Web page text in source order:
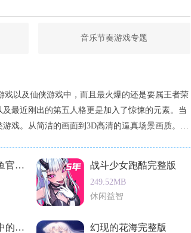
合竞选班长、过年领红包等生活化场景，
如首代角色可能因天赋不足无缘名校，但
成长路”，例如有玩家评论：“数学非常规
家则盛赞其“荒诞而深刻”，如Reddit用户
构GameSpot给出8.5分，称其“以娱乐化手
音乐节奏游戏专题
戏以及仙侠游戏中，而且最火爆的还是要属王者荣
最近刚出的第五人格更是加入了惊悚的元素。当
戏。从简洁的画面到3D高清的逼真场景画质。在
一起来体验一下吧！
我想抱抱那只鳄鱼官方版 战斗少女跑酷完整版
249.52MB
休闲益智
美男恶徒在黑暗中的恋爱单机版 幻现的花海完整版